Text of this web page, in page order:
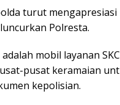
turut
Polresta.
mobil layanan
pusat keramaian
kepolisian.